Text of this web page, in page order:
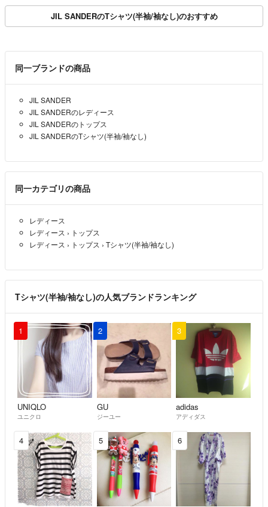
JIL SANDERのTシャツ(半袖/袖なし)のおすすめ
同一ブランドの商品
JIL SANDER
JIL SANDERのレディース
JIL SANDERのトップス
JIL SANDERのTシャツ(半袖/袖なし)
同一カテゴリの商品
レディース
レディース › トップス
レディース › トップス › Tシャツ(半袖/袖なし)
Tシャツ(半袖/袖なし)の人気ブランドランキング
1
UNIQLO
ユニクロ
2
GU
ジーユー
3
adidas
アディダス
4 5 6